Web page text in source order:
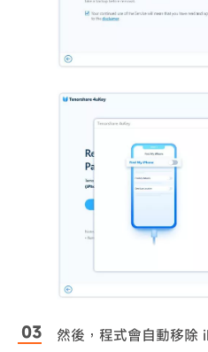
然後，程式會自動移除